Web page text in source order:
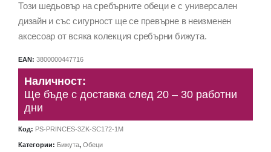
Този шедьовър на сребърните обеци е с универсален
дизайн и със сигурност ще се превърне в неизменен
аксесоар от всяка колекция сребърни бижута.
EAN: 3800000447716
Наличност:
Ще бъде с доставка след 20 – 30 работни
дни
Код: PS-PRINCES-3ZK-SC172-1M
Категории: Бижута, Обеци